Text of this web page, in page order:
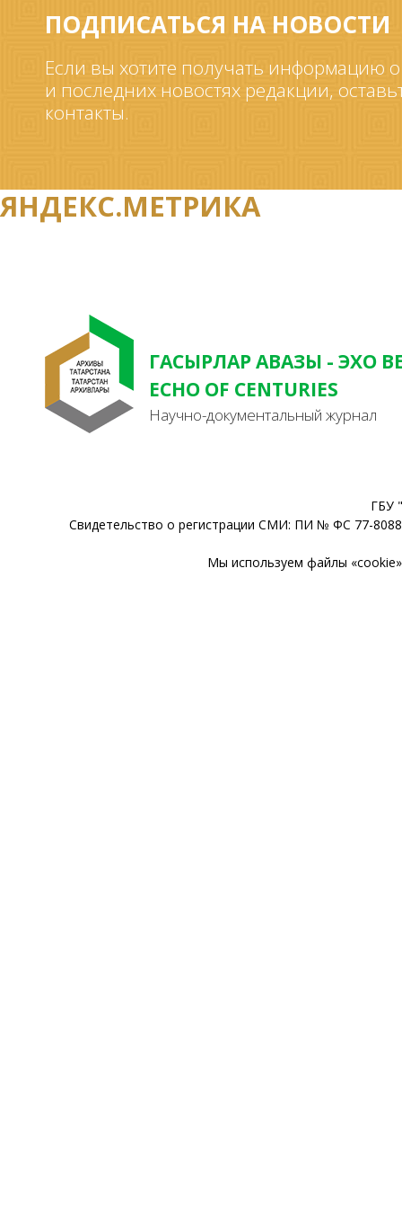
ПОДПИСАТЬСЯ НА НОВОСТИ
Если вы хотите получать информацию
и последних новостях редакции,
контакты.
ЯНДЕКС.МЕТРИКА
ГАСЫРЛАР АВАЗЫ - ЭХО
ECHO OF CENTURIES
Научно-документальный журнал
ГБУ
Свидетельство о регистрации СМИ: ПИ № ФС 77-
Мы используем файлы «cookie»